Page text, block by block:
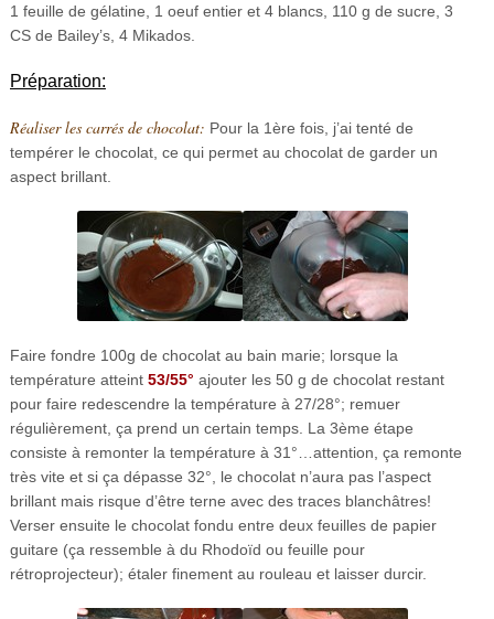
1 feuille de gélatine, 1 oeuf entier et 4 blancs, 110 g de sucre, 3
CS de Bailey’s, 4 Mikados.
Préparation:
Réaliser les carrés de chocolat: Pour la 1ère fois, j’ai tenté de
tempérer le chocolat, ce qui permet au chocolat de garder un
aspect brillant.
Faire fondre 100g de chocolat au bain marie; lorsque la
température atteint 53/55° ajouter les 50 g de chocolat restant
pour faire redescendre la température à 27/28°; remuer
régulièrement, ça prend un certain temps. La 3ème étape
consiste à remonter la température à 31°…attention, ça remonte
très vite et si ça dépasse 32°, le chocolat n’aura pas l’aspect
brillant mais risque d’être terne avec des traces blanchâtres!
Verser ensuite le chocolat fondu entre deux feuilles de papier
guitare (ça ressemble à du Rhodoïd ou feuille pour
rétroprojecteur); étaler finement au rouleau et laisser durcir.